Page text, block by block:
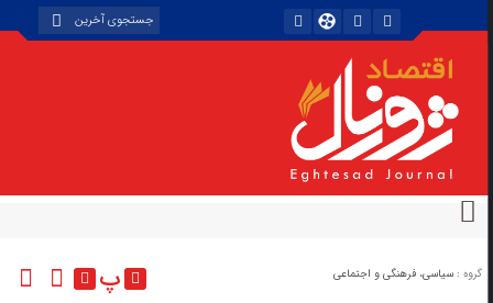
گروه : سیاسی، فرهنگی و اجتماعی پ